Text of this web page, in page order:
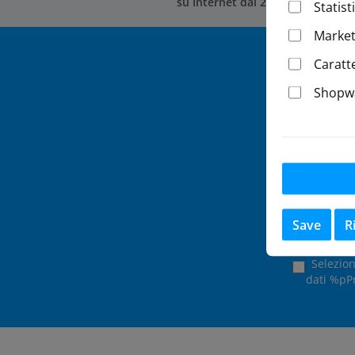
Questo sito
dati
Save